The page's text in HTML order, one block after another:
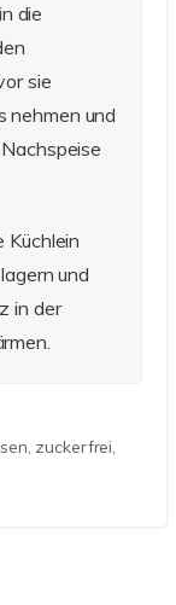
die
sie
nehmen und
Küchlein
und
in der
zuckerfrei,